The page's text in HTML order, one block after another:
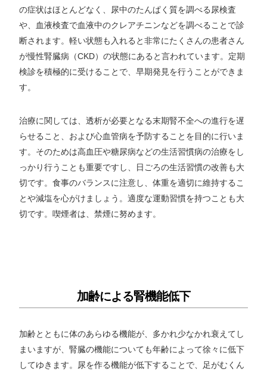
の症状はほとんどなく、尿中のたんぱく質を調べる尿検査
や、血液検査で血液中のクレアチニンなどを調べることで診
断されます。軽い状態も入れると非常にたくさんの患者さん
が慢性腎臓病（CKD）の状態にあると言われています。定期
検診を積極的に受けることで、早期発見を行うことができま
す。
治療に関しては、透析が必要となる末期腎不全への進行を遅
らせること、および心血管病を予防することを目的に行いま
す。そのためは高血圧や糖尿病などの生活習慣病の治療をし
っかり行うことも重要ですし、日ごろの生活習慣の改善も大
切です。食事のバランスに注意し、体重を適切に維持するこ
とや減塩を心がけましょう。適度な運動習慣を持つことも大
切です。喫煙者は、禁煙に努めます。
加齢による腎機能低下
加齢とともに体のあらゆる機能が、多かれ少なかれ衰えてし
まいますが、腎臓の機能についても年齢によって徐々に低下
してゆきます。尿を作る機能が低下することで、足がむくん